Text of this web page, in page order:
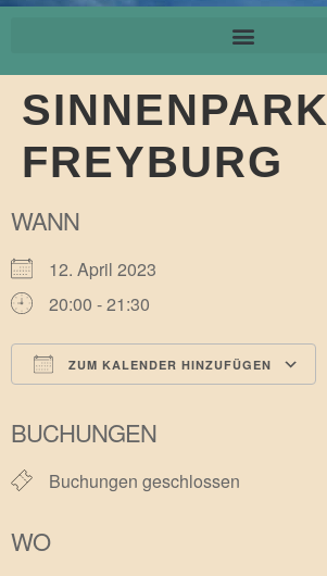
SINNENPARK
FREYBURG
WANN
12. April 2023
20:00 - 21:30
ZUM KALENDER HINZUFÜGEN
BUCHUNGEN
Buchungen geschlossen
WO